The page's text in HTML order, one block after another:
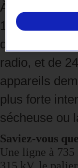
À la maison,
120 volts
domestiques
radio, et de
appareils
plus forte
sécheuse ou
Saviez-vous
Une ligne à